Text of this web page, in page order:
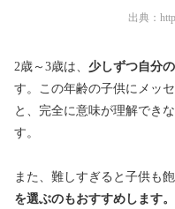
出典：
2歳～3歳は、 少しずつ自分
す。この年齢の子供にメッ
と、完全に意味が理解でき
す。
また、難しすぎると子供も
を選ぶのもおすすめします。